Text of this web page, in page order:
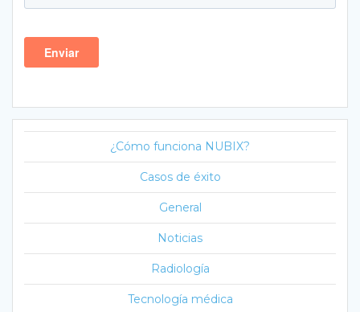
¿Cómo funciona NUBIX?
Casos de éxito
General
Noticias
Radiología
Tecnología médica